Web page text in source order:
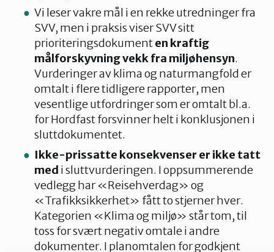
Vi leser vakre mål i en rekke utredninger fra
SVV, men i praksis viser SVV sitt
prioriteringsdokumenten kraftig
målforskyvning vekk fra miljøhensyn.
Vurderinger av klima og naturmangfold er
omtalt i flere tidligere rapporter, men
vesentlige utfordringer som er omtalt bl.a.
for Hordfast forsvinner helt i konklusjonen i
sluttdokumentet.
Ikke-prissatte konsekvenser er ikke tatt
med i sluttvurderingen. I oppsummerende
vedlegg har «Reisehverdag» og
«Trafikksikkerhet» fått to stjerner hver.
Kategorien «Klima og miljø» står tom, til
toss for svært negativ omtale i andre
dokumenter. I planomtalen for godkjent